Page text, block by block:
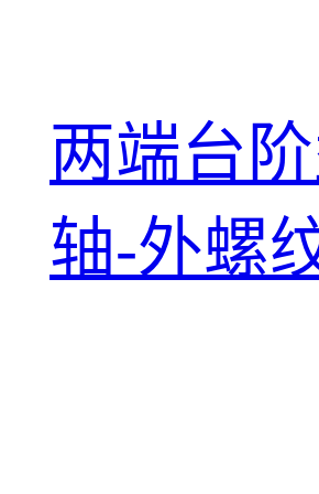
两端台
轴-外螺